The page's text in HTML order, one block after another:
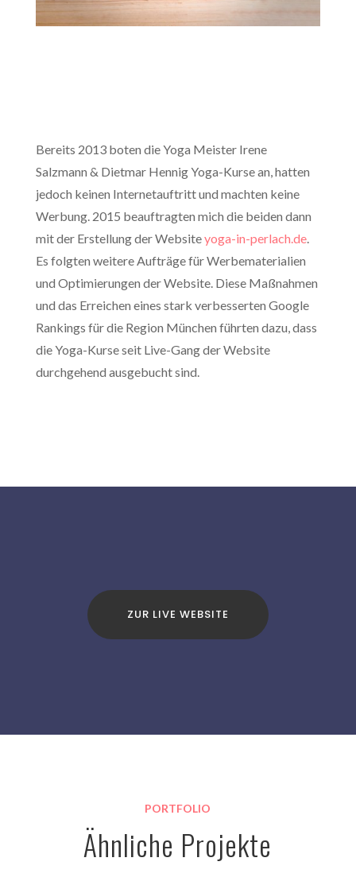
Bereits 2013 boten die Yoga Meister Irene
Salzmann & Dietmar Hennig Yoga-Kurse an, hatten
jedoch keinen Internetauftritt und machten keine
Werbung. 2015 beauftragten mich die beiden dann
mit der Erstellung der Websiteyoga-in-perlach.de.
Es folgten weitere Aufträge für Werbematerialien
und Optimierungen der Website. Diese Maßnahmen
und das Erreichen eines stark verbesserten Google
Rankings für die Region München führten dazu, dass
die Yoga-Kurse seit Live-Gang der Website
durchgehend ausgebucht sind.
ZUR LIVE WEBSITE
PORTFOLIO
Ähnliche Projekte